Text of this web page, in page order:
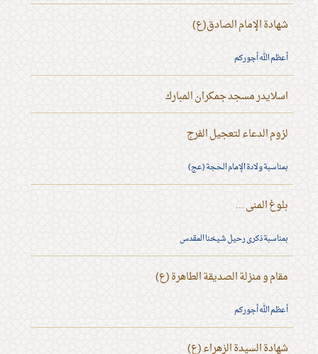
شهادة الإمام الصادق(ع)
أعظم الله أجوركم
اسلايدر مسجد جمكران المبارك
لزوم الدعاء لتعجيل الفرج
بمناسبة ولادة الإمام الحجة (عج)
بلوغ المنى ...
بمناسبة ذكرى رحيل شيخنا المقدس
مقام و منزلة الصديقة الطاهرة (ع)
أعظم الله أجوركم
شهادة السيدة الزهراء (ع)